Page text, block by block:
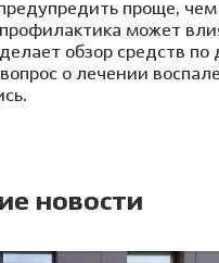
проще,
может
обзор средств
о лечении
новости